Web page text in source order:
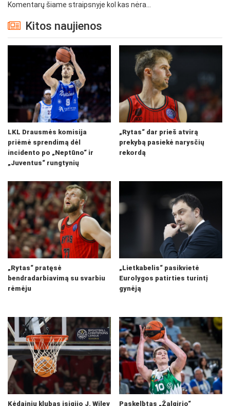
Komentarų šiame straipsnyje kol kas nėra...
Kitos naujienos
LKL Drausmės komisija
priėmė sprendimą dėl
incidento po „Neptūno“ ir
„Juventus“ rungtynių
„Rytas“ dar prieš atvirą
prekybą pasiekė narysčių
rekordą
„Rytas“ pratęsė
bendradarbiavimą su svarbiu
rėmėju
„Lietkabelis“ pasikvietė
Eurolygos patirties turintį
gynėją
Kėdainių klubas įsigijo J. Wiley Paskelbtas „Žalgirio“